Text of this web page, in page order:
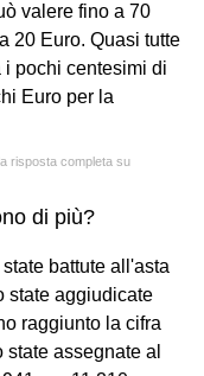
valere fino a 70
20 Euro. Quasi tutte
i pochi centesimi di
Euro per la
risposta completa su
di più?
battute all'asta
state aggiudicate
raggiunto la cifra
assegnate al